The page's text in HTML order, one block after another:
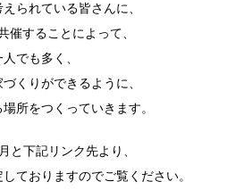
られている皆さんに、
催することによって、
人でも多く、
くりができるように、
所をつくっていきます。
と下記リンク先より、
ておりますのでご覧ください。